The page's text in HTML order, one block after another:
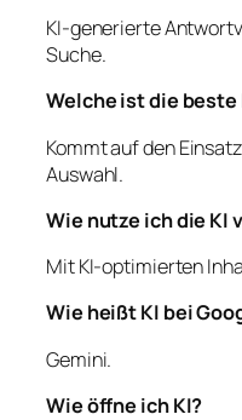
KI-generierte
Suche.
Welche ist die
Kommt auf den
Auswahl.
Wie nutze ich die KI
Mit KI-optimierten
Wie heißt KI bei
Gemini.
Wie öffne ich KI?